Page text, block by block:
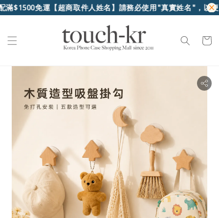
滿$1500免運【超商取件人姓名】請務必使用"真實姓名"，以便